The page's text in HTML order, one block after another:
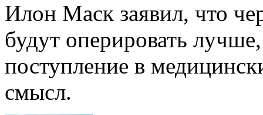
Илон Маск заявил, что
будут оперировать
поступление в
смысл.